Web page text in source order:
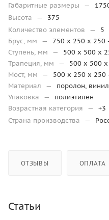
Габаритные размеры —
Высота
—
375
Количество элементов
—
5
Брус, мм
—
750 x 250 x 250
Ступень, мм
—
500 x 500 x
Трапеция, мм
—
500 x 500
Мост, мм
—
500 х 250 x 250
Материал
—
поролон,
Упаковка
—
полиэтилен
Возрастная категория
—
+3
Страна производства
—
ОТЗЫВЫ ОПЛАТА
Статьи